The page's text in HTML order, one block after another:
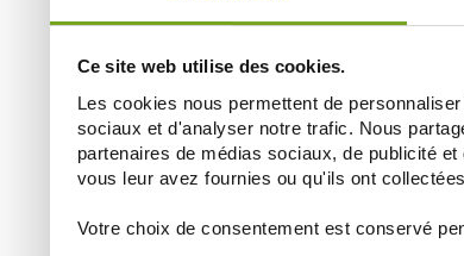
Ce site web utilise des cookies.
Les cookies nous permettent de
sociaux et d'analyser notre trafic. Nous
partenaires de médias sociaux, de publicité
vous leur avez fournies ou qu'ils ont
Votre choix de consentement est conservé